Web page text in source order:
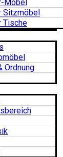
Möbel
Sitzmöbel
Tische
Ordnung